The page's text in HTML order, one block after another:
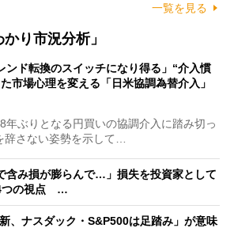
一覧を見る
り市況分析」
ンド転換のスイッチになり得る」“介入慣
市場心理を変える「日米協調為替介入」
ぶりとなる円買いの協調介入に踏み切っ
さない姿勢を示して…
含み損が膨らんで…」損失を投資家として
つの視点 …
、ナスダック・S&P500は足踏み」が意味